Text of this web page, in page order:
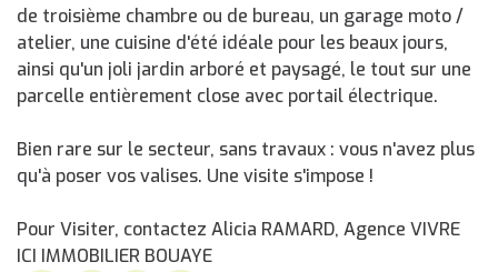
de troisième chambre ou de bureau, un garage moto /
atelier, une cuisine d'été idéale pour les beaux jours,
ainsi qu'un joli jardin arboré et paysagé, le tout sur une
parcelle entièrement close avec portail électrique.
Bien rare sur le secteur, sans travaux : vous n'avez plus
qu'à poser vos valises. Une visite s'impose !
Pour Visiter, contactez Alicia RAMARD, Agence VIVRE
ICI IMMOBILIER BOUAYE